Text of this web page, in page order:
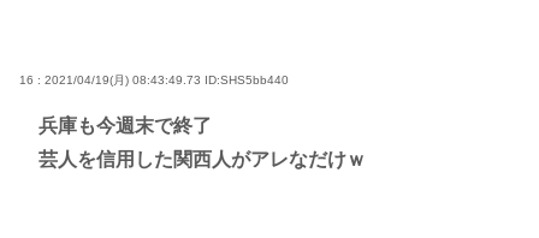
16 : 2021/04/19(月) 08:43:49.73 ID:SHS5bb440
兵庫も今週末で終了
芸人を信用した関西人がアレなだけｗ